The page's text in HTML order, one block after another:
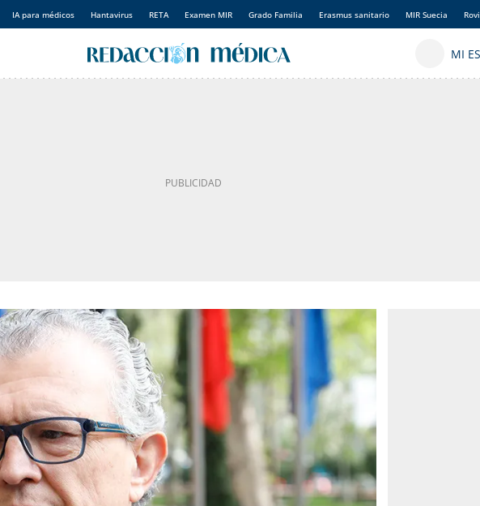
IA para médicos Hantavirus RETA Examen MIR Grado Familia Erasmus sanitario MIR Suecia Rovi